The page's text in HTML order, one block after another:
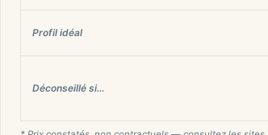
Profil idéal
Déconseillé si…